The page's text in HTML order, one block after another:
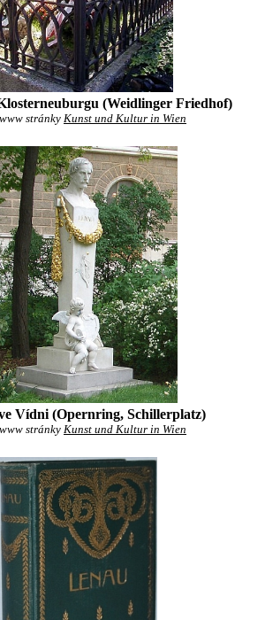
(Weidlinger Friedhof)
stránky Kunst und Kultur in Wien
Vídni (Opernring, Schillerplatz)
stránky Kunst und Kultur in Wien